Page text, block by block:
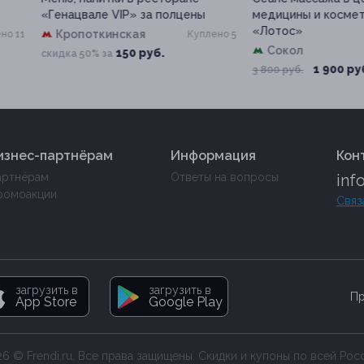
VIP» за полцены
50% за 150 руб.
Куплено 5
медицины и косметологии
«Лотос»
1 900 руб.
партнёрам Информация
Ответы на вопросы
загрузить в
App Store
загрузить в
Google Play
© Frendi.ru. Все права защищены. Скидки и купоны по всей